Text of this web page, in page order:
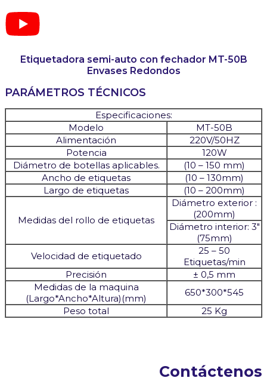
Etiquetadora semi-auto con fechador MT-50B
Envases Redondos
PARÁMETROS TÉCNICOS
Especificaciones:
Modelo
MT-50B
Alimentación
220V/50HZ
Potencia
120W
Diámetro de botellas aplicables.
(10 – 150 mm)
Ancho de etiquetas
(10 – 130mm)
Largo de etiquetas
(10 – 200mm)
Medidas del rollo de etiquetas
Diámetro exterior :
(200mm)
Diámetro interior: 3″
(75mm)
Velocidad de etiquetado
25 – 50
Etiquetas/min
Precisión
± 0,5 mm
Medidas de la maquina
(Largo*Ancho*Altura)(mm)
650*300*545
Peso total
25 Kg
Contáctenos